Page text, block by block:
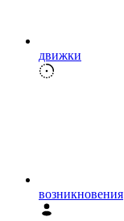
движки
возникновения